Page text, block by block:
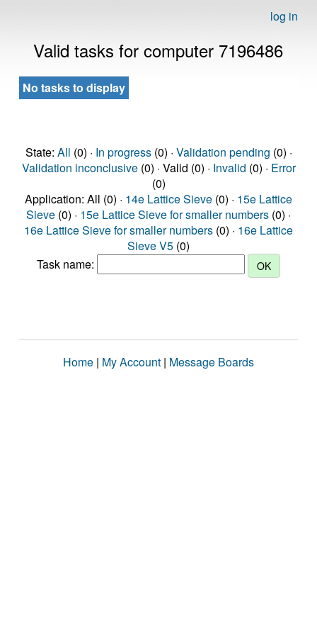
log in
Valid tasks for computer 7196486
No tasks to display
State: All (0) · In progress(0) · Validation pending (0) ·
Validation inconclusive(0) · Valid (0) · Invalid (0) · Error
(0)
Application: All (0) · 14e Lattice Sieve (0) · 15e Lattice
Sieve (0) · 15e Lattice Sieve for smaller numbers (0) ·
16e Lattice Sieve for smaller numbers (0) · 16e Lattice
Sieve V5 (0)
Task name:
Home | My Account | Message Boards